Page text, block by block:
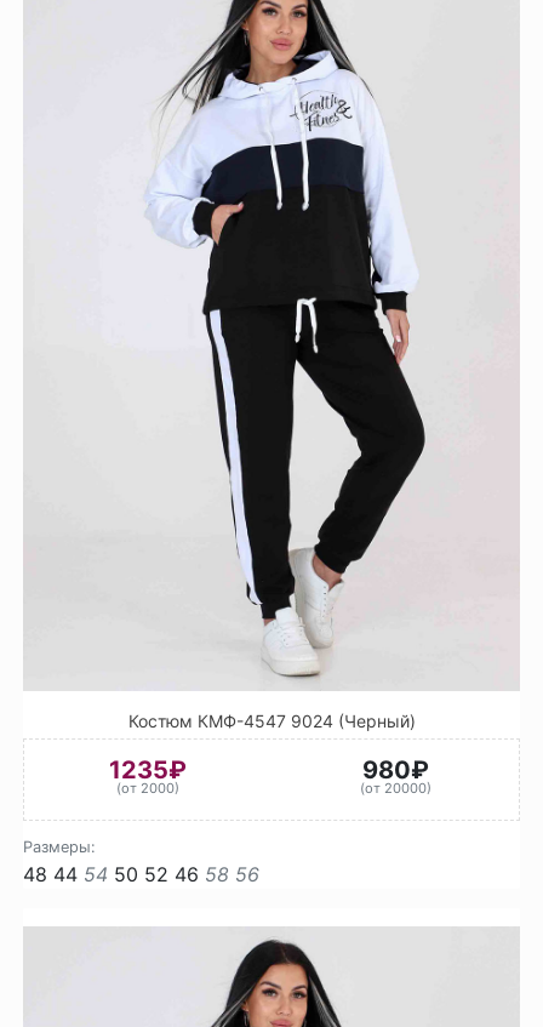
Костюм КМФ-4547 9024 (Черный)
1235₽
(от 2000)
980₽
(от 20000)
Размеры:
48 44 54 50 52 46 58 56